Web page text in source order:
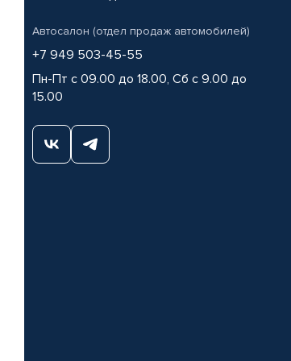
Автосалон (отдел продаж автомобилей)
+7 949 503-45-55
Пн-Пт с 09.00 до 18.00, Сб с 9.00 до
15.00